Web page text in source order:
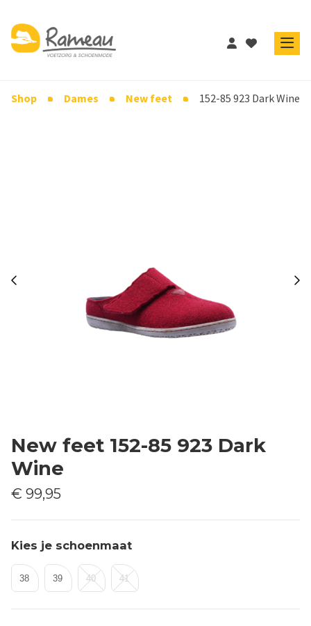
Shop Dames New feet 152-85 923 Dark Wine
New feet 152-85 923 Dark
Wine
€ 99,95
Kies je schoenmaat
38 39 40 41